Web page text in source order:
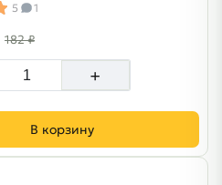
5 1
182 ₽
+
В корзину